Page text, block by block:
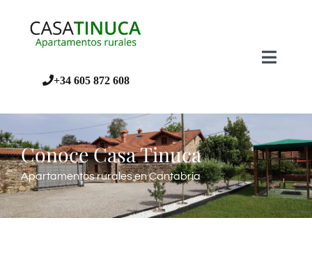
+34 605 872 608
Toggle
INICIO
CONOCE CASA TINUCA
APARTAMENTOS
Conoce Casa Tinuca
Apartamentos rurales en Cantabria